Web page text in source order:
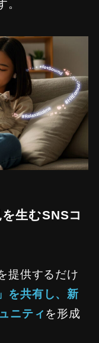
。
生むSNSコ
提供するだけ
を共有し、新
ニティ を形成